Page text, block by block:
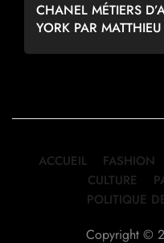
CHANEL MÉTIERS
YORK PAR
ACCUEIL FASHION
CULTURE
POLITIQUE
Copyright ©